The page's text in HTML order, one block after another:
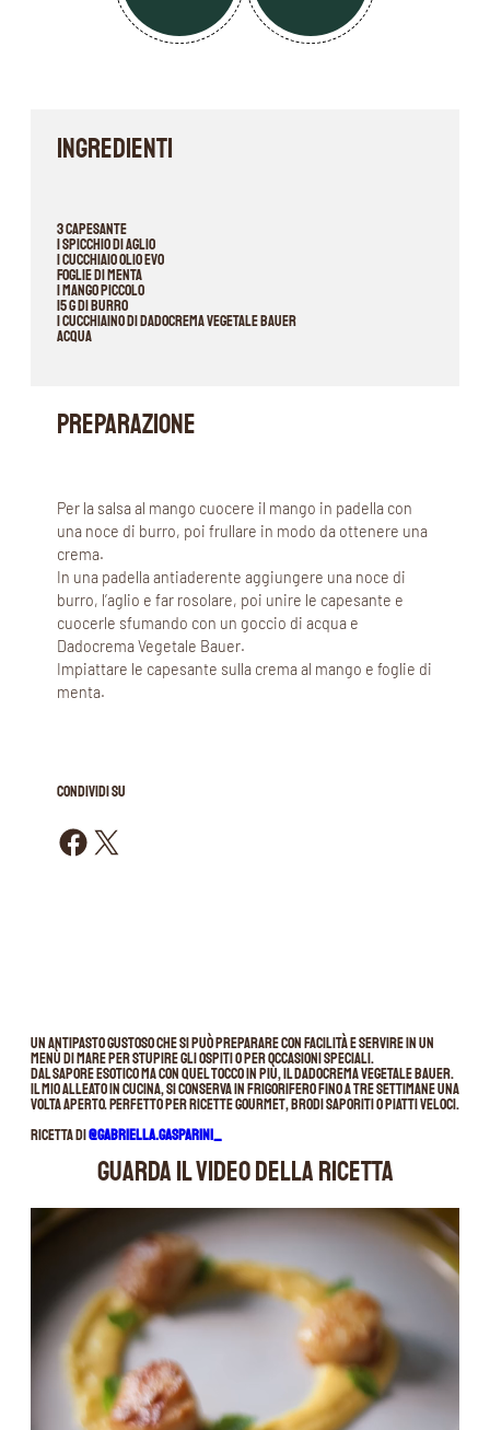
INGREDIENTI
3 capesante
1 spicchio di aglio
1 cucchiaio olio evo
foglie di menta
1 mango piccolo
15 g di burro
1 cucchiaino di Dadocrema Vegetale Bauer
acqua
PREPARAZIONE
Per la salsa al mango cuocere il mango in padella con
una noce di burro, poi frullare in modo da ottenere una
crema.
In una padella antiaderente aggiungere una noce di
burro, l’aglio e far rosolare, poi unire le capesante e
cuocerle sfumando con un goccio di acqua e
Dadocrema Vegetale Bauer.
Impiattare le capesante sulla crema al mango e foglie di
menta.
CONDIVIDI SU
Condividi su Facebook Condividi su X
Un antipasto gustoso che si può preparare con facilità e servire in un
menù di mare per stupire gli ospiti o per occasioni speciali.
Dal sapore esotico ma con quel tocco in più, il Dadocrema Vegetale Bauer.
Il mio alleato in cucina, si conserva in frigorifero fino a tre settimane una
volta aperto. Perfetto per ricette gourmet, brodi saporiti o piatti veloci.
Ricetta di@gabriella.gasparini_
GUARDA IL VIDEO DELLA RICETTA